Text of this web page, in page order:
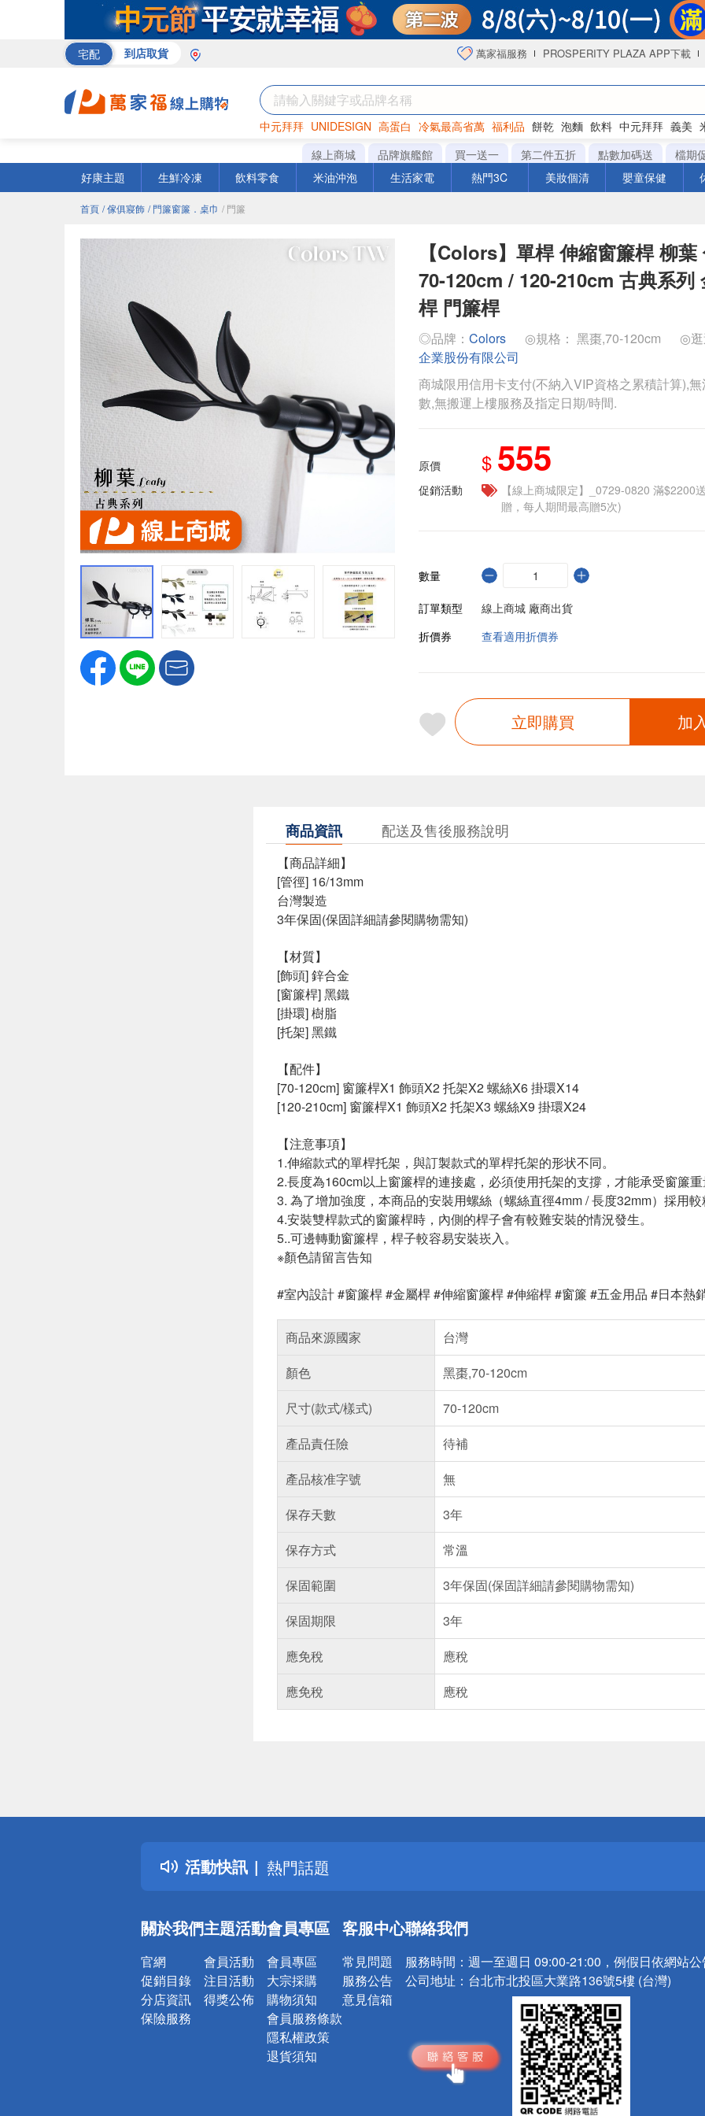
宅配 到店取貨 萬家福服務 PROSPERITY PLAZA APP下載
中元拜拜 UNIDESIGN 高蛋白 冷氣最高省萬 福利品 餅乾 泡麵 飲料 中元拜拜 義美
罐頭 咖啡 海苔
線上商城 品牌旗艦館 買一送一 第二件五折 點數加碼送
檔期
好康主題
生鮮冷凍 飲料零食 米油沖泡 生活家電 熱門3C 美妝個清 嬰童保健
首頁 / 傢俱寢飾 / 門簾窗簾．桌巾 / 門簾
【Colors】單桿 伸縮窗簾桿 柳
70-120cm / 120-210cm 古典系列
桿 門簾桿
◎品牌： Colors ◎規格： 黑棗,70-120cm
◎
企業股份有限公司
商城限用信用卡支付(不納入VIP資格之累積計算),
數,無搬運上樓服務及指定日期/時間.
原價 $ 555
促銷活動
【線上商城限定】_0729-0820 滿$2200
贈，每人期間最高贈5次)
數量
訂單類型
線上商城 廠商出貨
折價券
查看適用折價券
立即購買 加
商品資訊 配送及售後服務說明
【商品詳細】
[管徑] 16/13mm
台灣製造
3年保固(保固詳細請參閱購物需知)
【材質】
[飾頭] 鋅合金
[窗簾桿] 黑鐵
[掛環] 樹脂
[托架] 黑鐵
【配件】
[70-120cm] 窗簾桿X1 飾頭X2 托架X2 螺絲X6 掛環X14
[120-210cm] 窗簾桿X1 飾頭X2 托架X3 螺絲X9 掛環X24
【注意事項】
1.伸縮款式的單桿托架，與訂製款式的單桿托架的形状不同。
2.長度為160cm以上窗簾桿的連接處，必須使用托架的支撐，才能承受窗簾
3. 為了增加強度，本商品的安裝用螺絲（螺絲直徑4mm / 長度32mm）採用
4.安裝雙桿款式的窗簾桿時，內側的桿子會有較難安裝的情況發生。
5..可邊轉動窗簾桿，桿子較容易安裝崁入。
※顏色請留言告知
#室內設計 #窗簾桿 #金屬桿 #伸縮窗簾桿 #伸縮桿 #窗簾 #五金用品 #日本
商品來源國家
台灣
顏色
黑棗,70-120cm
尺寸(款式/樣式)
70-120cm
產品責任險
待補
產品核准字號
無
保存天數
3年
保存方式
常溫
保固範圍
3年保固(保固詳細請參閱購物需知)
保固期限
3年
應免稅
應稅
應免稅
應稅
活動快訊
詐騙網頁！請小心！
得獎公告
熱門話題
銀行優惠
詐騙網頁！請小心！
關於我們
官網
促銷目錄
分店資訊
保險服務
主題活動
會員活動
注目活動
得獎公佈
會員專區
會員專區
大宗採購
購物須知
會員服務條款
隱私權政策
退貨須知
客服中心
常見問題
服務公告
意見信箱
聯絡我們
服務時間： 週一至週日 09:00-21:00，例假日依網站
公司地址： 台北市北投區大業路136號5樓 (台灣)